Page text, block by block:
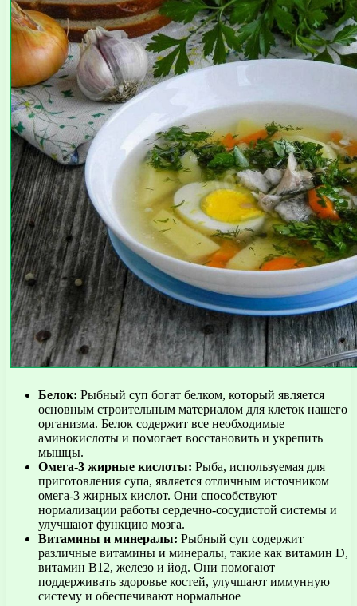
Белок: Рыбный суп богат белком, который является
основным строительным материалом для клеток нашего
организма. Белок содержит все необходимые
аминокислоты и помогает восстановить и укрепить
мышцы.
Омега-3 жирные кислоты: Рыба, используемая для
приготовления супа, является отличным источником
омега-3 жирных кислот. Они способствуют
нормализации работы сердечно-сосудистой системы и
улучшают функцию мозга.
Витамины и минералы: Рыбный суп содержит
различные витамины и минералы, такие как витамин D,
витамин B12, железо и йод. Они помогают
поддерживать здоровье костей, улучшают иммунную
систему и обеспечивают нормальное